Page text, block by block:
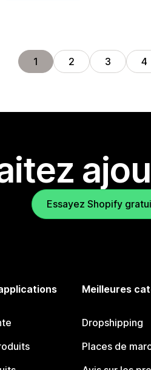
1 2 3 4
Essayez Shopify
Meilleures
Dropshipping
Places de